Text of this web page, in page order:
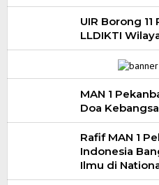
UIR Borong
LLDIKTI
MAN 1
Doa
Rafif MAN 1
Indonesia
Ilmu di